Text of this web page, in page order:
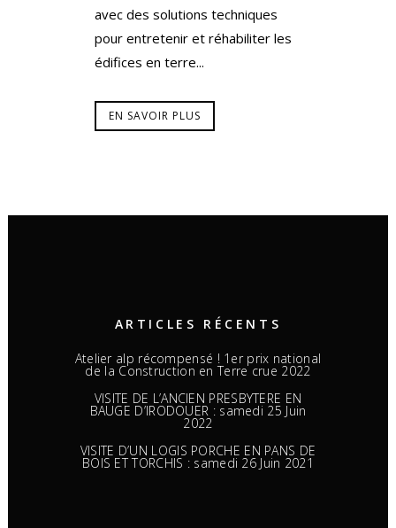
avec des solutions techniques
pour entretenir et réhabiliter les
édifices en terre...
EN SAVOIR PLUS
ARTICLES RÉCENTS
Atelier alp récompensé ! 1er prix national
de la Construction en Terre crue 2022
VISITE DE L’ANCIEN PRESBYTERE EN
BAUGE D’IRODOUER : samedi 25 Juin
2022
VISITE D’UN LOGIS PORCHE EN PANS DE
BOIS ET TORCHIS : samedi 26 Juin 2021